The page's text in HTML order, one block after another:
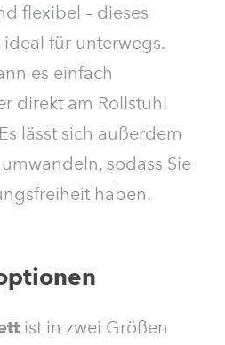
flexibel – dieses
für unterwegs.
es einfach
direkt am Rollstuhl
lässt sich außerdem
sodass Sie
haben.
ist in zwei Größen